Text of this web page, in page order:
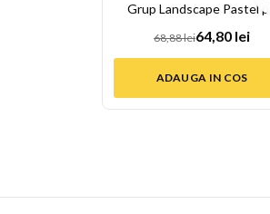
Grup Landscape Pastel pe
68,88 lei64,80 lei
ADAUGA IN COS